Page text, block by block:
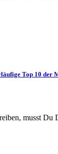
Top 10 der
musst Du